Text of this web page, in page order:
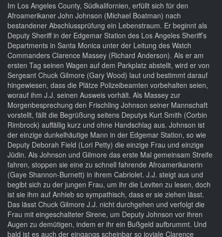
Im Los Angeles County, Südkalifornien, erfüllt sich für den
Afroamerikaner John Johnson (Michael Boatman) nach
bestandener Abschlussprüfung ein Lebenstraum. Er beginnt als
Deputy Sheriff in der Edgemar Station des Los Angeles Sheriff’s
Departments in Santa Monica unter der Leitung des Watch
Commanders Clarence Massey (Richard Anderson). Als er am
ersten Tag seinen Wagen auf dem Parkplatz abstellt, wird er von
Sergeant Chuck Gilmore (Gary Wood) laut und bestimmt darauf
hingewiesen, dass die Plätze Polizeibeamten vorbehalten seien,
worauf ihm J.J. seinen Ausweis vorhält. Als Massey zur
Morgenbesprechung den Frischling Johnson seiner Mannschaft
vorstellt, fällt die Begrüßung seitens Deputys Kurt Smith (Corbin
Rimbrock) auffällig kurz und ohne Handschlag aus. Johnson ist
der einzige dunkelhäutige Mann in der Edgemar Station, so wie
Deputy Deborah Field (Lori Petty) die einzige Frau und einzige
Jüdin. Als Johnson und Gilmore das erste Mal gemeinsam Streife
fahren, stoppen sie eine zu schnell fahrende Afroamerikanerin
(Gaye Shannon-Burnett) in ihrem Cabriolet. J.J. steigt aus und
begibt sich zu der jungen Frau, um ihr die Leviten zu lesen, doch
ist sie ihm auf Anhieb so sympathisch, dass er sie ziehen lässt.
Das lässt Chuck Gilmore J.J. nicht durchgehen und verfolgt die
Frau mit eingeschalteter Sirene, um Deputy Johnson vor ihren
Augen zu demütigen, indem er ihr ein Bußgeld aufbrummt. Und
bald ist es auch der eingangs scheinbar so joviale Clarence